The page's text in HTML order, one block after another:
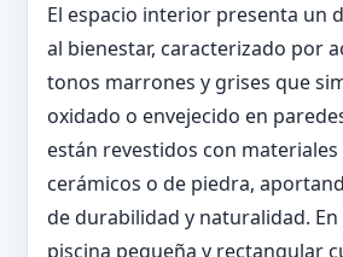
El espacio interior presenta un
al bienestar, caracterizado por
tonos marrones y grises que
oxidado o envejecido en
están revestidos con
cerámicos o de piedra,
de durabilidad y naturalidad.
piscina pequeña y rectangular